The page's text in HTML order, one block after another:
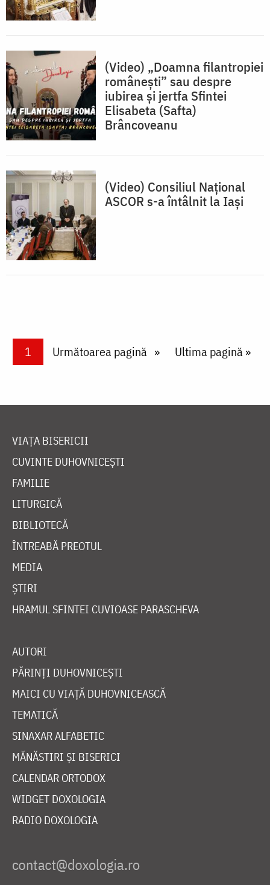
(Video) „Doamna filantropiei
românești” sau despre
iubirea și jertfa Sfintei
Elisabeta (Safta)
Brâncoveanu
(Video) Consiliul Național
ASCOR s-a întâlnit la Iași
PaginareCurrent page
1 Next page
Următoarea pagină Last page
Ultima pagină »
VIAȚA BISERICII
CUVINTE DUHOVNICEȘTI
FAMILIE
LITURGICĂ
BIBLIOTECĂ
ÎNTREABĂ PREOTUL
MEDIA
ȘTIRI
HRAMUL SFINTEI CUVIOASE PARASCHEVA
AUTORI
PĂRINȚI DUHOVNICEȘTI
MAICI CU VIAȚĂ DUHOVNICEASCĂ
TEMATICĂ
SINAXAR ALFABETIC
MĂNĂSTIRI ȘI BISERICI
CALENDAR ORTODOX
WIDGET DOXOLOGIA
RADIO DOXOLOGIA